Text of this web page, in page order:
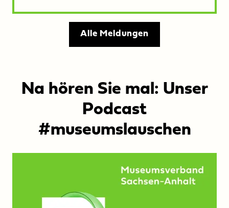
Alle Meldungen
Na hören Sie mal: Unser
Podcast
#museumslauschen